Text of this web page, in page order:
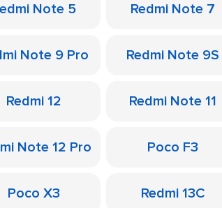
Note 5 Redmi Note 7
Note 9 Pro Redmi Note 9S
Redmi 12 Redmi Note 11
Note 12 Pro Poco F3
Poco X3 Redmi 13C